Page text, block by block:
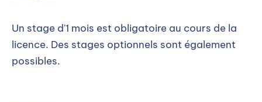
Un stage d'1 mois est obligatoire au cours de la
licence. Des stages optionnels sont également
possibles.